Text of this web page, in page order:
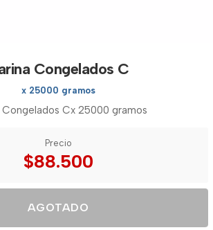
Congelados C
x 25000 gramos
Congelados Cx 25000 gramos
Precio
$88.500
AGOTADO